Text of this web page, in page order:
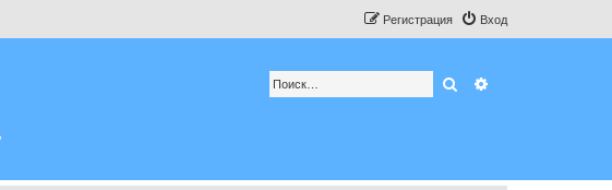
Вход
Регистрация
Поиск